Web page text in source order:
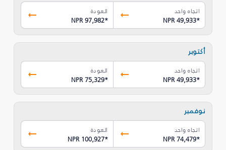
اتجاه واحد
NPR 49,933*
العودة
NPR 97,982*
أكتوبر
اتجاه واحد
NPR 49,933*
العودة
NPR 75,329*
نوفمبر
اتجاه واحد
NPR 74,479*
العودة
NPR 100,927*